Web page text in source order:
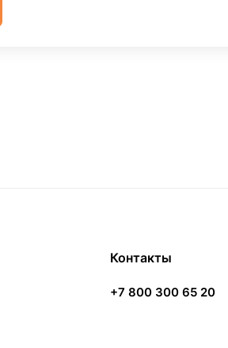
Контакты
+7 800 300 65 20